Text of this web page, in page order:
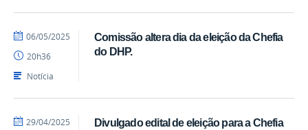
Comissão altera dia da eleição da Chefia
do DHP.
por
publicado
06/05/2025
20h36
Notícia
Divulgado edital de eleição para a Chefia
por
publicado
29/04/2025